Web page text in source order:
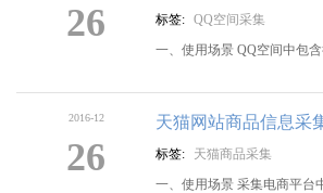
26 标签: QQ空间采集
一、使用场景 QQ空间中包
2016-12
26
天猫网站商品信息采
标签:
天猫商品采集
一、使用场景 采集电商平